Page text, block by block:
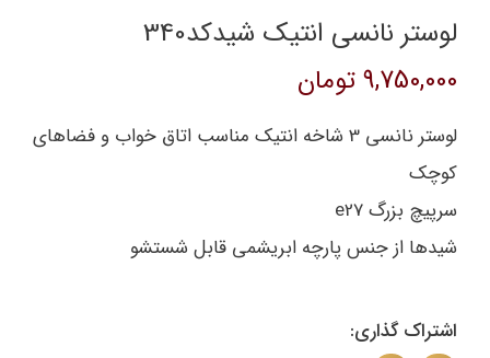
لوستر نانسی انتیک شیدکد340
9,750,000تومان
لوستر نانسی 3 شاخه انتیک مناسب اتاق خواب و فضاهای
کوچک
سرپیچ بزرگ e27
شیدها از جنس پارچه ابریشمی قابل شستشو
اشتراک گذاری: